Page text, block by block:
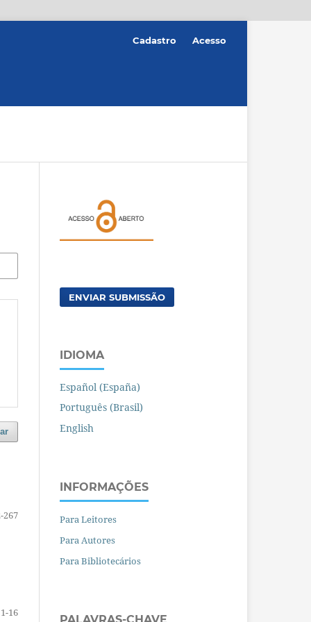
Cadastro Acesso
267
1-16
ENVIAR SUBMISSÃO
IDIOMA
Español (España)
Português (Brasil)
English
INFORMAÇÕES
Para Leitores
Para Autores
Para Bibliotecários